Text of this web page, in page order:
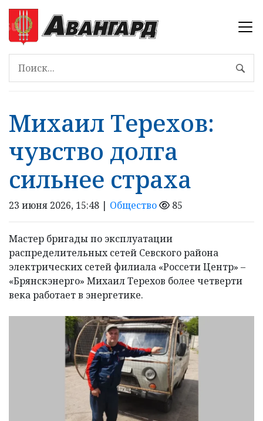
Михаил Терехов:
чувство долга
сильнее страха
23 июня 2026, 15:48 | Общество 85
Мастер бригады по эксплуатации
распределительных сетей Севского района
электрических сетей филиала «Россети Центр» –
«Брянскэнерго» Михаил Терехов более четверти
века работает в энергетике.